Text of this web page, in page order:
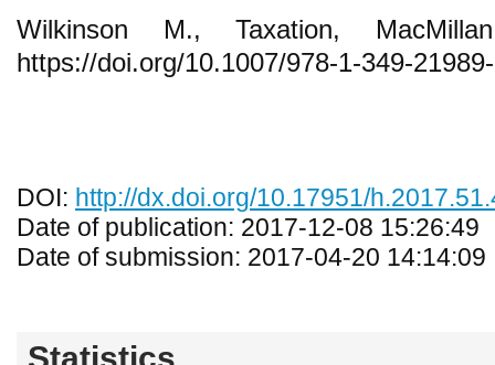
Wilkinson M., Taxation,
https://doi.org/10.1007/978-1-349-
DOI: http://dx.doi.org/10.17951/
Date of publication: 2017-12-08 15:26:49
Date of submission: 2017-04-20 14:14:09